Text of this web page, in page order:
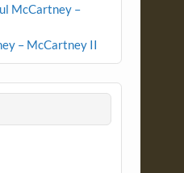
McCartney –
– McCartney II